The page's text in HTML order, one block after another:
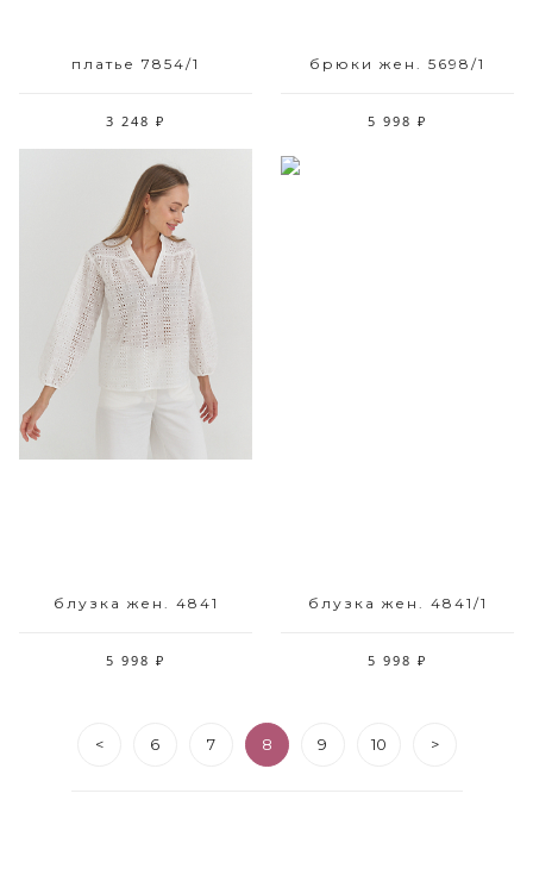
платье 7854/1
3 248 ₽
брюки жен. 5698/1
5 998 ₽
Размерный ряд
42 44
блузка жен. 4841
5 998 ₽
блузка жен. 4841/1
5 998 ₽
< 6 7 8 9 10 >